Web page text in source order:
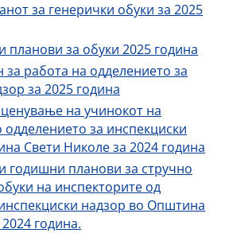
за генерички обуки за 2025
планови за обуки 2025 година
работа на одделението за
за 2025 година
на учинокот на
одделението за инспекциски
Свети Николе за 2024 година
годишни планови за стручно
на инспекторите од
надзор во Општина
година.